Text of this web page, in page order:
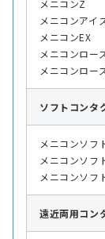
メニコンZ
メニコンアイ
メニコンEX
メニコンロー
メニコンロー
ソフト コンタ
メニコンソフ
メニコンソフ
メニコンソフ
遠近両用コン